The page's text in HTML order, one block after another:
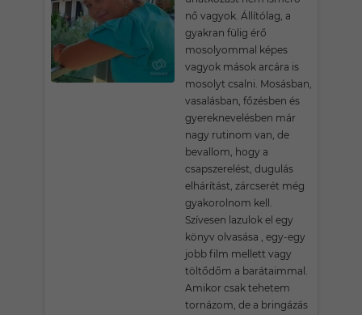
nő vagyok. Állítólag, a
gyakran fülig érő
mosolyommal képes
vagyok mások arcára is
mosolyt csalni. Mosásban,
vasalásban, főzésben és
gyereknevelésben már
nagy rutinom van, de
bevallom, hogy a
csapszerelést, dugulás
elhárítást, zárcserét még
gyakorolnom kell.
Szívesen lazulok el egy
könyv olvasása , egy-egy
jobb film mellett vagy
töltődőm a barátaimmal.
Amikor csak tehetem
tornázom, de a bringázás